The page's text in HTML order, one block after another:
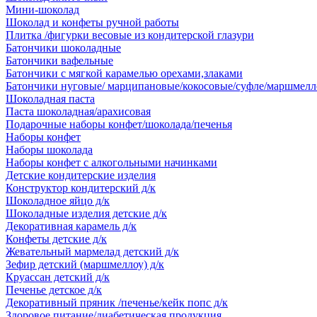
Мини-шоколад
Шоколад и конфеты ручной работы
Плитка /фигурки весовые из кондитерской глазури
Батончики шоколадные
Батончики вафельные
Батончики с мягкой карамелью орехами,злаками
Батончики нуговые/ марципановые/кокосовые/суфле/
Шоколадная паста
Паста шоколадная/арахисовая
Подарочные наборы конфет/шоколада/печенья
Наборы конфет
Наборы шоколада
Наборы конфет с алкогольными начинками
Детские кондитерские изделия
Конструктор кондитерский д/к
Шоколадное яйцо д/к
Шоколадные изделия детские д/к
Декоративная карамель д/к
Конфеты детские д/к
Жевательный мармелад детский д/к
Зефир детский (маршмеллоу) д/к
Круассан детский д/к
Печенье детское д/к
Декоративный пряник /печенье/кейк попс д/к